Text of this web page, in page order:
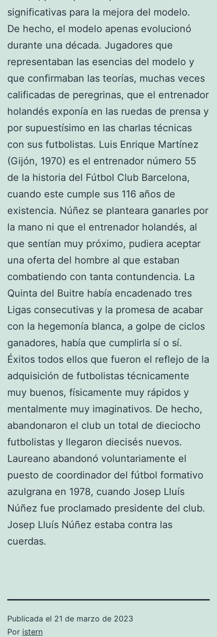
significativas para la mejora del modelo.
De hecho, el modelo apenas evolucionó
durante una década. Jugadores que
representaban las esencias del modelo y
que confirmaban las teorías, muchas veces
calificadas de peregrinas, que el entrenador
holandés exponía en las ruedas de prensa y
por supuestísimo en las charlas técnicas
con sus futbolistas. Luis Enrique Martínez
(Gijón, 1970) es el entrenador número 55
de la historia del Fútbol Club Barcelona,
cuando este cumple sus 116 años de
existencia. Núñez se planteara ganarles por
la mano ni que el entrenador holandés, al
que sentían muy próximo, pudiera aceptar
una oferta del hombre al que estaban
combatiendo con tanta contundencia. La
Quinta del Buitre había encadenado tres
Ligas consecutivas y la promesa de acabar
con la hegemonía blanca, a golpe de ciclos
ganadores, había que cumplirla sí o sí.
Éxitos todos ellos que fueron el reflejo de la
adquisición de futbolistas técnicamente
muy buenos, físicamente muy rápidos y
mentalmente muy imaginativos. De hecho,
abandonaron el club un total de dieciocho
futbolistas y llegaron diecisés nuevos.
Laureano abandonó voluntariamente el
puesto de coordinador del fútbol formativo
azulgrana en 1978, cuando Josep Lluís
Núñez fue proclamado presidente del club.
Josep Lluís Núñez estaba contra las
cuerdas.
Publicada el 21 de marzo de 2023
Por istern